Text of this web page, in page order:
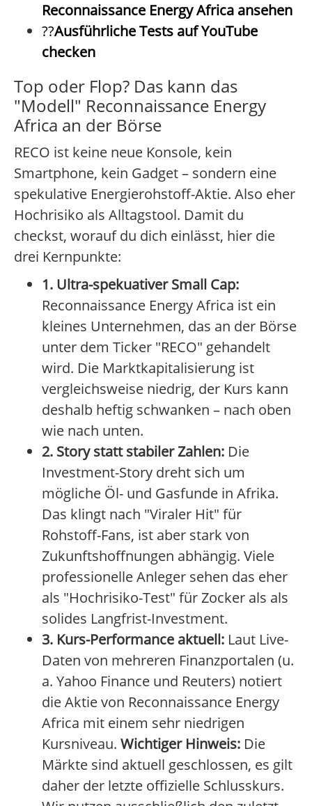
Reconnaissance Energy Africa ansehen
??Ausführliche Tests auf YouTube
checken
Top oder Flop? Das kann das
"Modell" Reconnaissance Energy
Africa an der Börse
RECO ist keine neue Konsole, kein
Smartphone, kein Gadget – sondern eine
spekulative Energierohstoff-Aktie. Also eher
Hochrisiko als Alltagstool. Damit du
checkst, worauf du dich einlässt, hier die
drei Kernpunkte:
1. Ultra-spekuativer Small Cap:
Reconnaissance Energy Africa ist ein
kleines Unternehmen, das an der Börse
unter dem Ticker "RECO" gehandelt
wird. Die Marktkapitalisierung ist
vergleichsweise niedrig, der Kurs kann
deshalb heftig schwanken – nach oben
wie nach unten.
2. Story statt stabiler Zahlen: Die
Investment-Story dreht sich um
mögliche Öl- und Gasfunde in Afrika.
Das klingt nach "Viraler Hit" für
Rohstoff-Fans, ist aber stark von
Zukunftshoffnungen abhängig. Viele
professionelle Anleger sehen das eher
als "Hochrisiko-Test" für Zocker als als
solides Langfrist-Investment.
3. Kurs-Performance aktuell: Laut Live-
Daten von mehreren Finanzportalen (u.
a. Yahoo Finance und Reuters) notiert
die Aktie von Reconnaissance Energy
Africa mit einem sehr niedrigen
Kursniveau. Wichtiger Hinweis: Die
Märkte sind aktuell geschlossen, es gilt
daher der letzte offizielle Schlusskurs.